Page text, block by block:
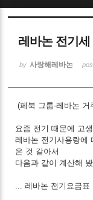
레바논 전기세
by 사랑해레바논
(페북 그룹-레바논
요즘 전기 때문에 고
레바논 전기사용량에
은 것 같아서
다음과 같이 계산해
레바논 전기요금표